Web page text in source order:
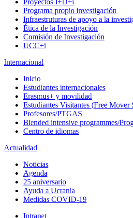
Proyectos I+D+i
Programa propio investigación
Infraestruturas de apoyo a la
Ética de la Investigación
Comisión de Investigación
UCC+i
Internacional
Inicio
Estudiantes internacionales
Erasmus+ y movilidad
Estudiantes Visitantes (Free Mover
Profesores/PTGAS
Blended intensive programmes/
Centro de idiomas
Actualidad
Noticias
Agenda
25 aniversario
Ayuda a Ucrania
Medidas COVID-19
Intranet